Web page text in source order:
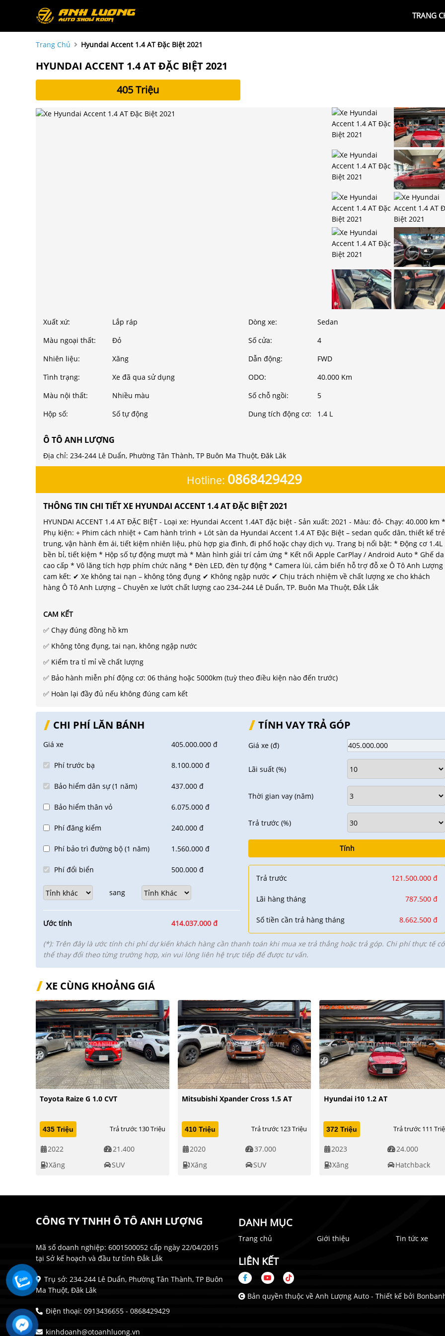
TRANG
Trang Chủ Hyundai Accent 1.4 AT Đặc Biệt 2021
HYUNDAI ACCENT 1.4 AT ĐẶC BIỆT 2021
405 Triệu
Xuất xứ: Lắp ráp Dòng xe:
Sedan
Màu ngoại thất:
Đỏ Số cửa:
4
Nhiên liệu:
Xăng Dẫn động:
FWD
Tình trạng:
Xe đã qua sử dụng ODO:
40.000 Km
Màu nội thất:
Nhiều màu Số chỗ ngồi:
5
Hộp số:
Số tự động Dung tích động cơ: 1.4 L
Ô TÔ ANH LƯỢNG
Địa chỉ: 234-244 Lê Duẩn, Phường Tân Thành, TP Buôn Ma Thuột, Đăk Lăk
Hotline: 0868429429
THÔNG TIN CHI TIẾT XE HYUNDAI ACCENT 1.4 AT ĐẶC BIỆT 2021
HYUNDAI ACCENT 1.4 AT ĐẶC BIỆT - Loại xe: Hyundai Accent 1.4AT đặc biệt - Sản xuất: 2021 - Màu: đỏ- Chạy: 40.000 km *
Phụ kiện: + Phim cách nhiệt + Cam hành trình + Lót sàn da Hyundai Accent 1.4 AT Đặc Biệt – sedan quốc dân, thiết kế trẻ
trung, vận hành êm ái, tiết kiệm nhiên liệu, phù hợp gia đình, đi phố hoặc chạy dịch vụ. Trang bị nổi bật: * Động cơ 1.4L
bền bỉ, tiết kiệm * Hộp số tự động mượt mà * Màn hình giải trí cảm ứng * Kết nối Apple CarPlay / Android Auto * Ghế da
cao cấp * Vô lăng tích hợp phím chức năng * Đèn LED, đèn tự động * Camera lùi, cảm biến hỗ trợ đỗ xe Ô Tô Anh Lượng
cam kết: ✔ Xe không tai nạn – không tông đụng ✔ Không ngập nước ✔ Chịu trách nhiệm về chất lượng xe cho khách
hàng Ô Tô Anh Lượng – Chuyên xe lướt chất lượng cao 234–244 Lê Duẩn, TP. Buôn Ma Thuột, Đắk Lắk
CAM KẾT
✅ Chạy đúng đồng hồ km
✅ Không tông đụng, tai nạn, không ngập nước
✅ Kiểm tra tỉ mỉ về chất lượng
✅ Bảo hành miễn phí động cơ: 06 tháng hoặc 5000km (tuỳ theo điều kiện nào đến trước)
✅ Hoàn lại đầy đủ nếu không đúng cam kết
CHI PHÍ LĂN BÁNH
Giá xe 405.000.000 đ
Phí trước bạ 8.100.000 đ
Bảo hiểm dân sự (1 năm) 437.000 đ
Bảo hiểm thân vỏ 6.075.000 đ
Phí đăng kiểm 240.000 đ
Phí bảo trì đường bộ (1 năm) 1.560.000 đ
Phí đổi biển 500.000 đ
sang
Ước tính 414.037.000 đ
TÍNH VAY TRẢ GÓP
Giá xe(đ)
Lãi suất(%)
Thời gian vay(năm)
Trả trước(%)
Tính
Trả trước 121.500.000 đ
Lãi hàng tháng 787.500 đ
Số tiền cần trả hàng tháng 8.662.500 đ
(*): Trên đây là ước tính chi phí dự kiến khách hàng cần thanh toán khi mua xe trả thẳng hoặc trả góp. Chi phí thực tế có
thể thay đổi theo từng trường hợp, xin vui lòng liên hệ trực tiếp để được tư vấn.
XE CÙNG KHOẢNG GIÁ
Toyota Raize G 1.0 CVT
435 Triệu Trả trước 130 Triệu
2022
21.400
Xăng
SUV
Mitsubishi Xpander Cross 1.5 AT
410 Triệu Trả trước 123 Triệu
2020
37.000
Xăng
SUV
Hyundai i10 1.2 AT
372 Triệu Trả trước 111
2023
24.000
Xăng
Hatchback
CÔNG TY TNHH Ô TÔ ANH LƯỢNG
Mã số doanh nghiệp: 6001500052 cấp ngày 22/04/2015
tại Sở kế hoạch và đầu tư tỉnh Đắk Lắk
Trụ sở: 234-244 Lê Duẩn, Phường Tân Thành, TP Buôn
Ma Thuột, Đăk Lăk
Điện thoại: 0913436655 - 0868429429
kinhdoanh@otoanhluong.vn
DANH MỤC
Trang chủ Giới thiệu Tin tức xe
LIÊN KẾT
Bản quyền thuộc về Anh Lượng Auto - Thiết kế bởi